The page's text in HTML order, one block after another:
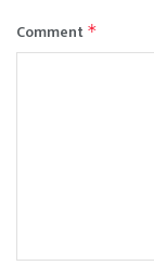
Comment *